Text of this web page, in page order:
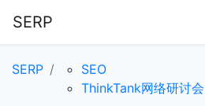
SERP
SERP
SEO
ThinkTank网络研讨会